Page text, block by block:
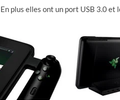
En plus elles ont un port USB 3.0